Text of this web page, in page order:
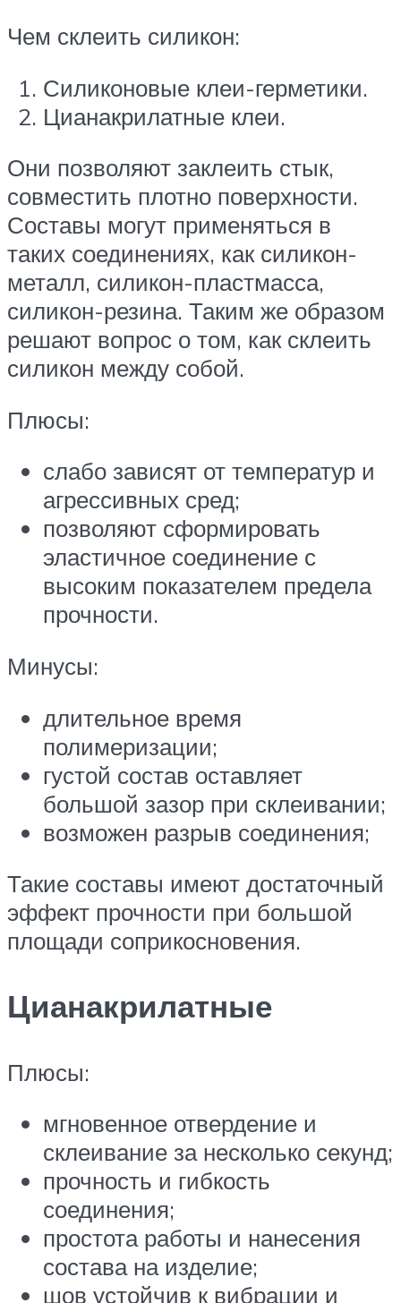
Чем склеить силикон:
Силиконовые клеи-герметики.
Цианакрилатные клеи.
Они позволяют заклеить стык,
совместить плотно поверхности.
Составы могут применяться в
таких соединениях, как силикон-
металл, силикон-пластмасса,
силикон-резина. Таким же образом
решают вопрос о том, как склеить
силикон между собой.
Плюсы:
слабо зависят от температур и
агрессивных сред;
позволяют сформировать
эластичное соединение с
высоким показателем предела
прочности.
Минусы:
длительное время
полимеризации;
густой состав оставляет
большой зазор при склеивании;
возможен разрыв соединения;
Такие составы имеют достаточный
эффект прочности при большой
площади соприкосновения.
Цианакрилатные
Плюсы:
мгновенное отвердение и
склеивание за несколько секунд;
прочность и гибкость
соединения;
простота работы и нанесения
состава на изделие;
шов устойчив к вибрации и